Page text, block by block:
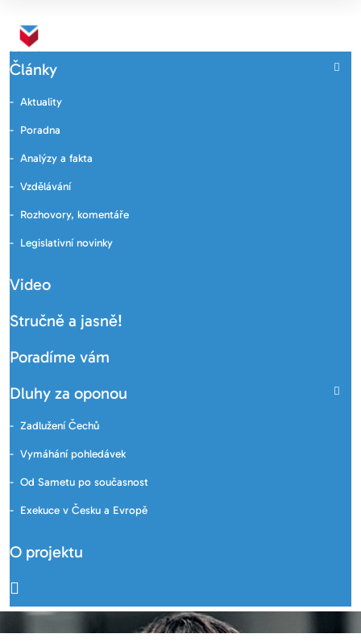
Články
Aktuality
Poradna
Analýzy a fakta
Vzdělávání
Rozhovory, komentáře
Legislativní novinky
Video
Stručně a jasně!
Poradíme vám
Dluhy za oponou
Zadlužení Čechů
Vymáhání pohledávek
Od Sametu po současnost
Exekuce v Česku a Evropě
O projektu